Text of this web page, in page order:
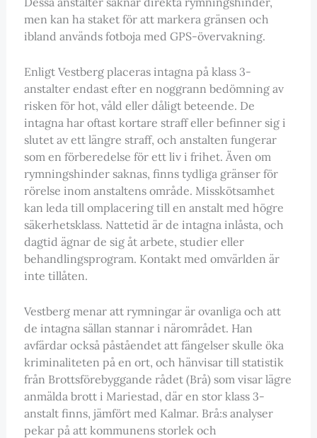
men kan ha staket för att markera gränsen och
ibland används fotboja med GPS-övervakning.
Enligt Vestberg placeras intagna på klass 3-
anstalter endast efter en noggrann bedömning av
risken för hot, våld eller dåligt beteende. De
intagna har oftast kortare straff eller befinner sig i
slutet av ett längre straff, och anstalten fungerar
som en förberedelse för ett liv i frihet. Även om
rymningshinder saknas, finns tydliga gränser för
rörelse inom anstaltens område. Misskötsamhet
kan leda till omplacering till en anstalt med högre
säkerhetsklass. Nattetid är de intagna inlåsta, och
dagtid ägnar de sig åt arbete, studier eller
behandlingsprogram. Kontakt med omvärlden är
inte tillåten.
Vestberg menar att rymningar är ovanliga och att
de intagna sällan stannar i närområdet. Han
avfärdar också påståendet att fängelser skulle öka
kriminaliteten på en ort, och hänvisar till statistik
från Brottsförebyggande rådet (Brå) som visar lägre
anmälda brott i Mariestad, där en stor klass 3-
anstalt finns, jämfört med Kalmar. Brå:s analyser
pekar på att kommunens storlek och